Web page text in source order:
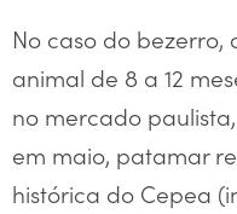
No caso do bezerro,
animal de 8 a 12
no mercado
em maio, patamar
histórica do Cepea